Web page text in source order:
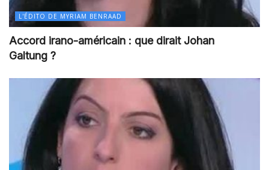
L'ÉDITO DE MYRIAM BENRAAD
Accord irano-américain : que dirait Johan
Galtung ?